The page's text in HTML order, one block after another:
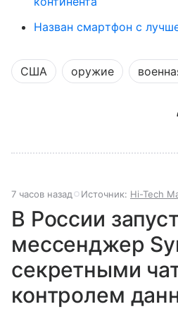
Назван смартфон с
США оружие
7 часов назад Источник: Hi-Tech
В России
мессенджер
секретными
контролем